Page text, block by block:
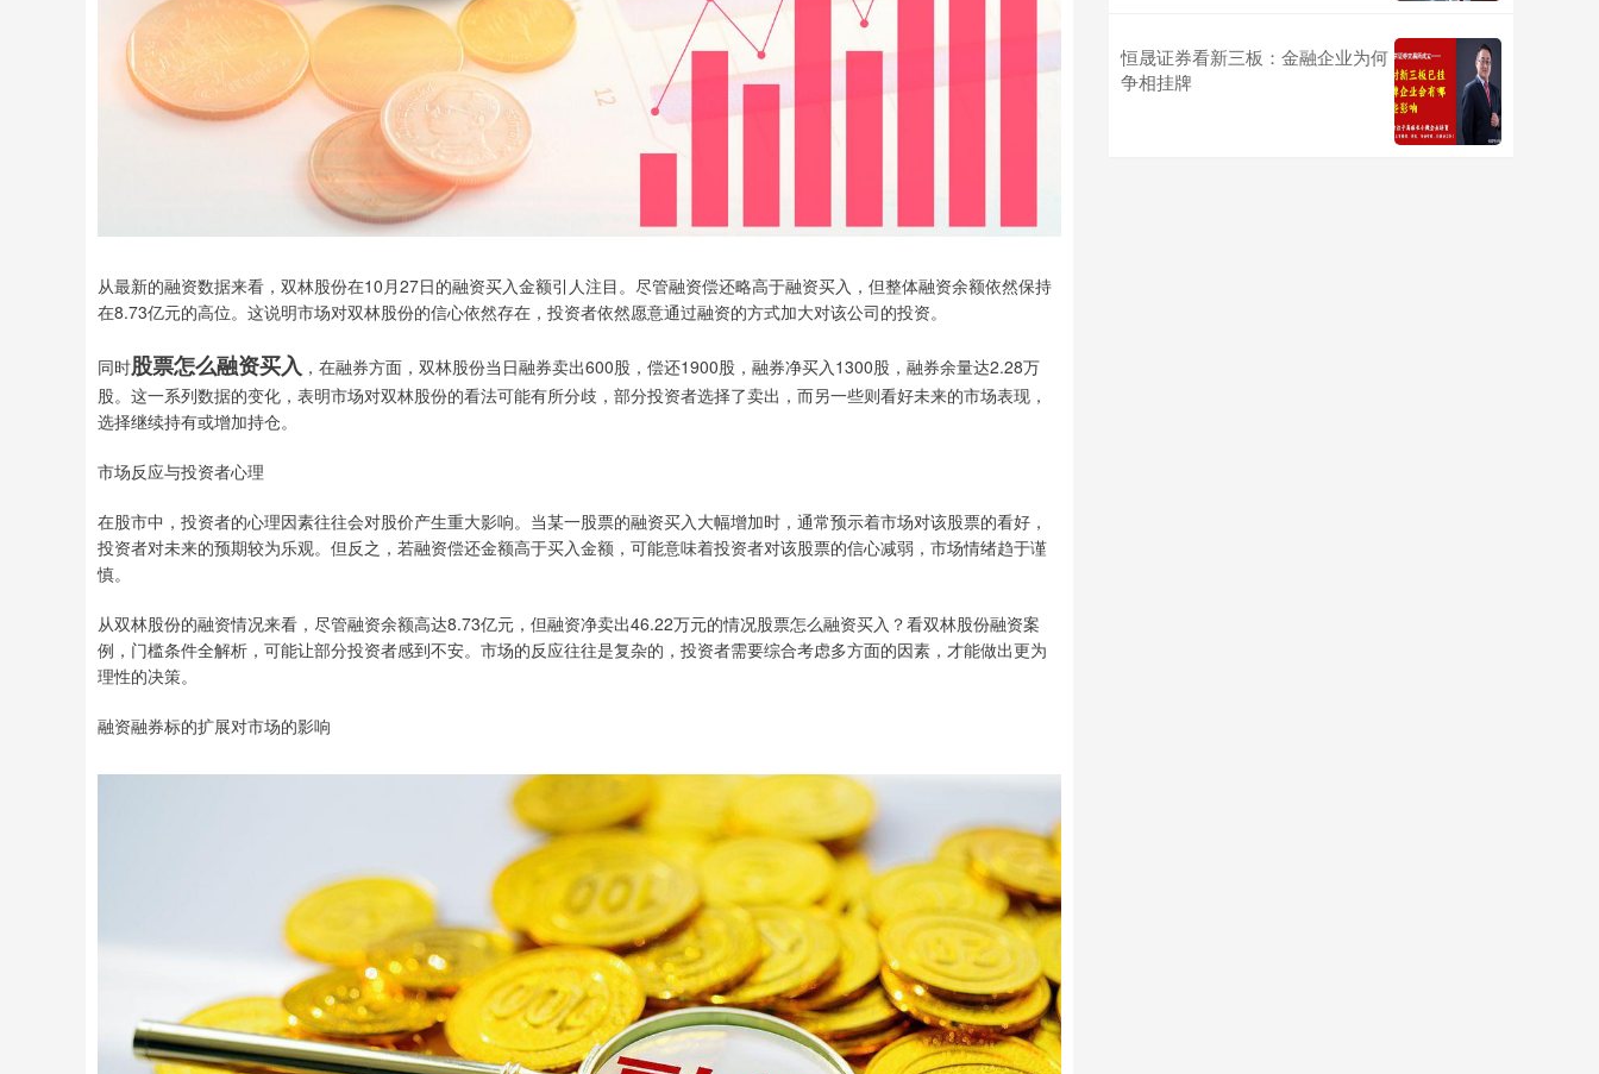
从最新的融资数据来看，双林股份在10月27日的融资买入金额引人注目。尽管融资偿还略高于融资买入，但整体融资余额依然保持
在8.73亿元的高位。这说明市场对双林股份的信心依然存在，投资者依然愿意通过融资的方式加大对该公司的投资。
同时股票怎么融资买入 ，在融券方面，双林股份当日融券卖出600股，偿还1900股，融券净买入1300股，融券余量达2.28万
股。这一系列数据的变化，表明市场对双林股份的看法可能有所分歧，部分投资者选择了卖出，而另一些则看好未来的市场表现，
选择继续持有或增加持仓。
市场反应与投资者心理
在股市中，投资者的心理因素往往会对股价产生重大影响。当某一股票的融资买入大幅增加时，通常预示着市场对该股票的看好，
投资者对未来的预期较为乐观。但反之，若融资偿还金额高于买入金额，可能意味着投资者对该股票的信心减弱，市场情绪趋于谨
慎。
从双林股份的融资情况来看，尽管融资余额高达8.73亿元，但融资净卖出46.22万元的情况股票怎么融资买入？看双林股份融资案
例，门槛条件全解析，可能让部分投资者感到不安。市场的反应往往是复杂的，投资者需要综合考虑多方面的因素，才能做出更为
理性的决策。
融资融券标的扩展对市场的影响
恒晟证券看新三板：金融企业为何
争相挂牌